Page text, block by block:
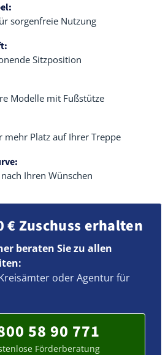
sorgenfreie Nutzung
Sitzposition
Modelle mit Fußstütze
mehr Platz auf Ihrer Treppe
Ihren Wünschen
€ Zuschuss erhalten
beraten Sie zu allen
oder Agentur für
58 90 771
Förderberatung